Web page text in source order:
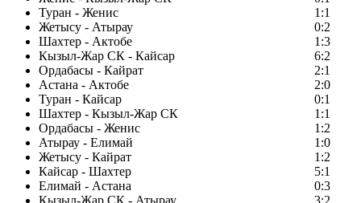
Туран - Женис
1:1
Жетысу - Атырау
0:2
Шахтер - Актобе
1:3
Кызыл-Жар СК - Кайсар
6:2
Ордабасы - Кайрат
2:1
Астана - Актобе
2:0
Туран - Кайсар
0:1
Шахтер - Кызыл-Жар СК
1:1
Ордабасы - Женис
1:2
Атырау - Елимай
1:0
Жетысу - Кайрат
1:2
Кайсар - Шахтер
5:1
Елимай - Астана
0:3